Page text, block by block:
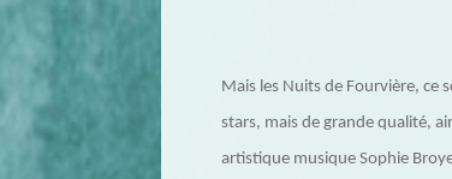
Mais les Nuits de Fourvière, ce
stars, mais de grande qualité,
artistique musique Sophie